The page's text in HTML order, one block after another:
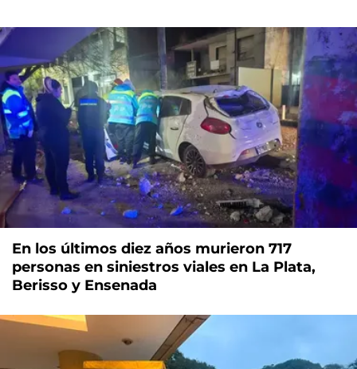
En los últimos diez años murieron 717
personas en siniestros viales en La Plata,
Berisso y Ensenada